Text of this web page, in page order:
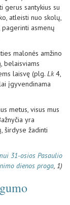
gerus santykius su
atleisti nuo skolų,
asmenų
malonės amžino
belaisviams
laisvę (plg. Lk4,
įgyvendinama
metus, visus mus
yra
širdyse žadinti
31-osios Pasaulio
dienos proga, 1)